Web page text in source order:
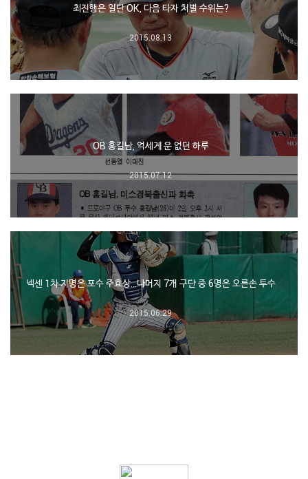
최진행은 일단 OK, 다음 타자 처벌 수위는?
2015.08.13
OB 홍길남, 억세게 운 없던 하루
2015.07.12
넥센 1차 지명은 포수 주효상…나머지 7개 구단 중 6명은 오른손 투수
2015.06.29